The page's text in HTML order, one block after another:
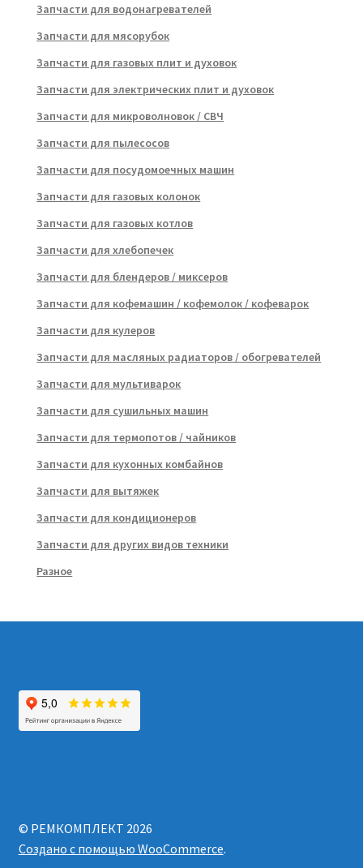
Запчасти для водонагревателей
Запчасти для мясорубок
Запчасти для газовых плит и духовок
Запчасти для электрических плит и духовок
Запчасти для микроволновок / СВЧ
Запчасти для пылесосов
Запчасти для посудомоечных машин
Запчасти для газовых колонок
Запчасти для газовых котлов
Запчасти для хлебопечек
Запчасти для блендеров / миксеров
Запчасти для кофемашин / кофемолок / кофеварок
Запчасти для кулеров
Запчасти для масляных радиаторов / обогревателей
Запчасти для мультиварок
Запчасти для сушильных машин
Запчасти для термопотов / чайников
Запчасти для кухонных комбайнов
Запчасти для вытяжек
Запчасти для кондиционеров
Запчасти для других видов техники
Разное
© РЕМКОМПЛЕКТ 2026
Создано с помощью WooCommerce.